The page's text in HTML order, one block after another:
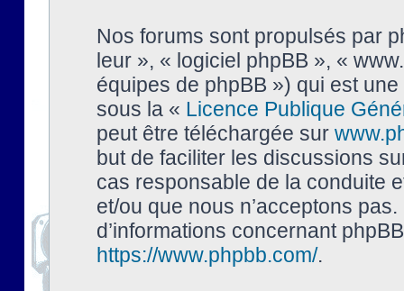
Nos forums sont propulsés par
leur », « logiciel phpBB », «
équipes de phpBB ») qui est
sous la « Licence Publique
peut être téléchargée sur
but de faciliter les discussions
cas responsable de la conduite
et/ou que nous n’acceptons
d’informations concernant
https://www.phpbb.com/.